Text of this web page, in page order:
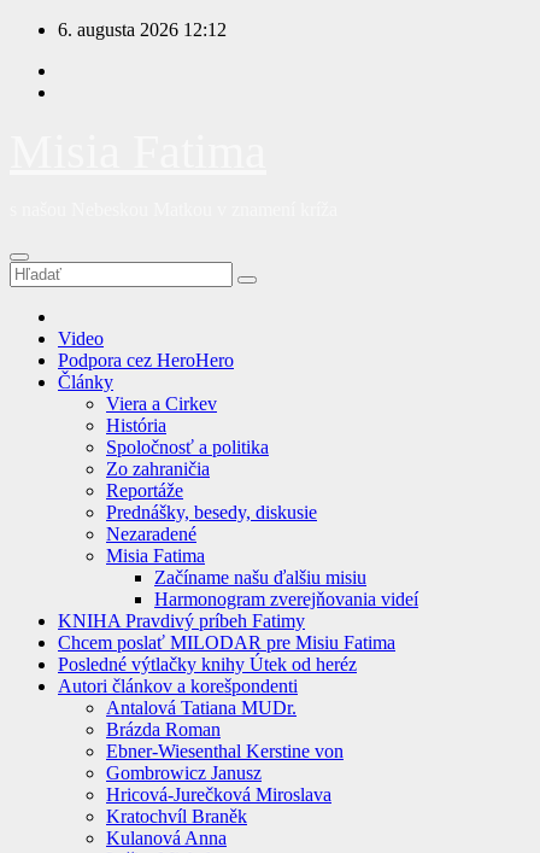
Prejsť
obsah
6. augusta 2026 12:12
Video
Podpora cez HeroHero
Články
Viera a Cirkev
História
Spoločnosť a politika
Zo zahraničia
Reportáže
Prednášky, besedy, diskusie
Nezaradené
Misia Fatima
Začíname našu ďalšiu misiu
Harmonogram zverejňovania videí
KNIHA Pravdivý príbeh Fatimy
Chcem poslať MILODAR pre Misiu Fatima
Posledné výtlačky knihy Útek od heréz
Autori článkov a korešpondenti
Antalová Tatiana MUDr.
Brázda Roman
Ebner-Wiesenthal Kerstine von
Gombrowicz Janusz
Hricová-Jurečková Miroslava
Kratochvíl Braněk
Kulanová Anna